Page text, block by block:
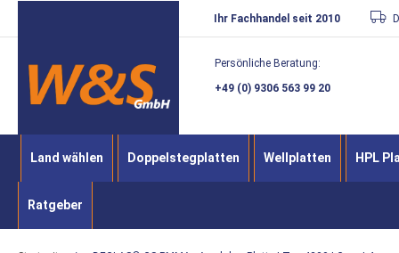
Direkt
zum
Inhalt
Ihr Fachhandel seit 2010
Persönliche Beratung:
+49 (0) 9306 563 99 20
Land wählen Doppelstegplatten Wellplatten HPL
Ratgeber